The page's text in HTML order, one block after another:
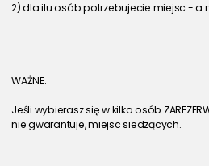
2) dla ilu osób potrzebujecie miejsc - a
WAŻNE:
Jeśli wybierasz się w kilka osób
nie gwarantuje, miejsc siedzących.